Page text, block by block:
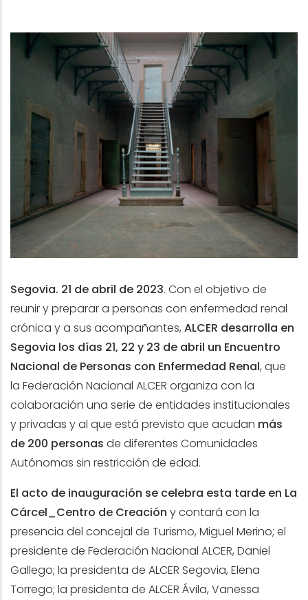
Segovia. 21 de abril de 2023. Con el objetivo de
reunir y preparar a personas con enfermedad renal
crónica y a sus acompañantes, ALCER desarrolla en
Segovia los días 21, 22 y 23 de abril un Encuentro
Nacional de Personas con Enfermedad Renal, que
la Federación Nacional ALCER organiza con la
colaboración una serie de entidades institucionales
y privadas y al que está previsto que acudan más
de 200 personas de diferentes Comunidades
Autónomas sin restricción de edad.
El acto de inauguración se celebra esta tarde en La
Cárcel_Centro de Creación y contará con la
presencia del concejal de Turismo, Miguel Merino; el
presidente de Federación Nacional ALCER, Daniel
Gallego; la presidenta de ALCER Segovia, Elena
Torrego; la presidenta de ALCER Ávila, Vanessa